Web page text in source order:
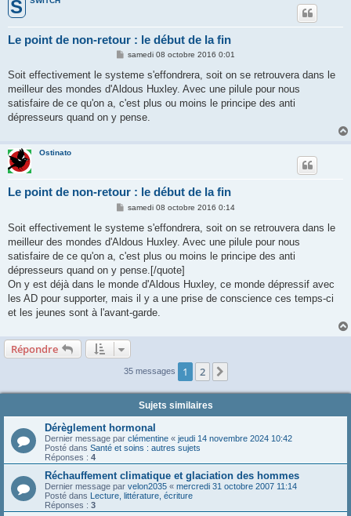
S
Le point de non-retour : le début de la fin
M
s
a
g
samedi 08 octobre 2016 0:01
Soit effectivement le systeme s'effondrera, soit on se retrouvera dans le
meilleur des mondes d'Aldous Huxley. Avec une pilule pour nous
satisfaire de ce qu'on a, c'est plus ou moins le principe des anti
dépresseurs quand on y pense.
Ostinato
Le point de non-retour : le début de la fin
M
s
a
g
samedi 08 octobre 2016 0:14
Soit effectivement le systeme s'effondrera, soit on se retrouvera dans le
meilleur des mondes d'Aldous Huxley. Avec une pilule pour nous
satisfaire de ce qu'on a, c'est plus ou moins le principe des anti
dépresseurs quand on y pense.[/quote]
On y est déjà dans le monde d'Aldous Huxley, ce monde dépressif avec
les AD pour supporter, mais il y a une prise de conscience ces temps-ci
et les jeunes sont à l'avant-garde.
Répondre
35 messages 1 2
Sujets similaires
Dérèglement hormonal
Dernier message par clémentine « jeudi 14 novembre 2024 10:42
Posté dans Santé et soins : autres sujets
Réponses : 4
Réchauffement climatique et glaciation des hommes
Dernier message par velon2035 « mercredi 31 octobre 2007 11:14
Posté dans Lecture, littérature, écriture
Réponses : 3